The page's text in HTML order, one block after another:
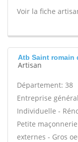
Voir la fiche
Atb Saint romain
Artisan
Département: 38
Entreprise
Individuelle -
Petite
externes - Gros